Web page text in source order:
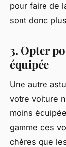
pour faire de
sont donc
3. Opter
équipée
Une autre
votre voiture
moins équipée
gamme des
chères que